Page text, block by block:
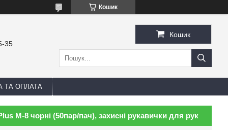
Кошик
35
Кошик
ТА ОПЛАТА
M-8 чорні (50пар/пач), захисні рукавички для рук